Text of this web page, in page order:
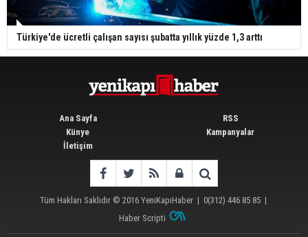
Türkiye'de ücretli çalışan sayısı şubatta yıllık yüzde 1,3 arttı
Ana Sayfa
Künye
İletişim
RSS
Kampanyalar
Tüm Hakları Saklıdır © 2016 YeniKapıHaber| 0(312) 446 85 85|
Haber Scripti